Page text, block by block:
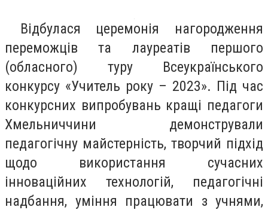
Відбулася церемонія нагородження
переможців та лауреатів першого
(обласного) туру Всеукраїнського
конкурсу «Учитель року – 2023». Під час
конкурсних випробувань кращі педагоги
Хмельниччини демонстрували
педагогічну майстерність, творчий підхід
щодо використання сучасних
інноваційних технологій, педагогічні
надбання, уміння працювати з учнями,